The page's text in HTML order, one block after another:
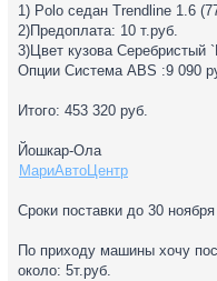
1) Polo седан Trendline 1.6
2)Предоплата: 10 т.руб.
3)Цвет кузова Серебристый
Опции Система ABS :9 090
Итого: 453 320 руб.
Йошкар-Ола
МариАвтоЦентр
Сроки поставки до 30 ноября
По приходу машины хочу
около: 5т.руб.